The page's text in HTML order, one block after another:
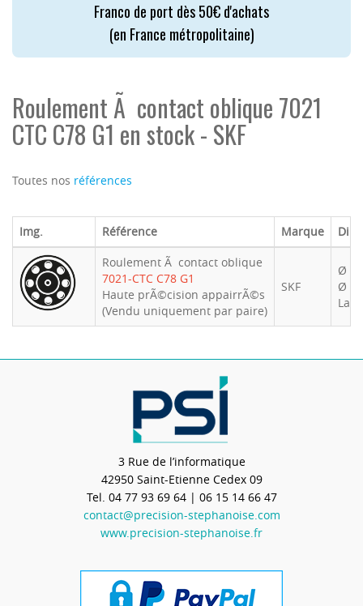
Franco de port dès 50€ d'achats
(en France métropolitaine)
Roulement Ã contact oblique 7021
CTC C78 G1 en stock - SKF
Toutes nos références
Img. Référence Marque
Roulement Ã contact oblique
7021-CTC C78 G1
Haute prÃ©cision appairrÃ©s
(Vendu uniquement par paire)
SKF
Ø
Ø
3 Rue de l’informatique
42950 Saint-Etienne Cedex 09
Tel. 04 77 93 69 64| 06 15 14 66 47
contact@precision-stephanoise.com
www.precision-stephanoise.fr